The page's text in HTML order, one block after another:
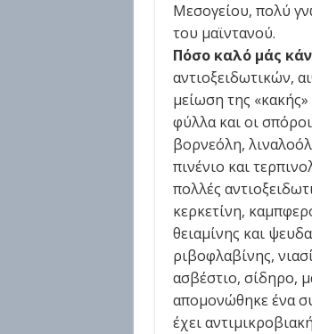
Μεσογείου, πολύ
του μαϊντανού.
Πόσο καλό μάς
αντιοξειδωτικών,
μείωση της
φύλλα και οι
βορνεόλη,
πινένιο και
πολλές
κερκετίνη,
θειαμίνης και
ριβοφλαβίνης,
ασβέστιο, σίδηρο,
απομονώθηκε ένα
έχει